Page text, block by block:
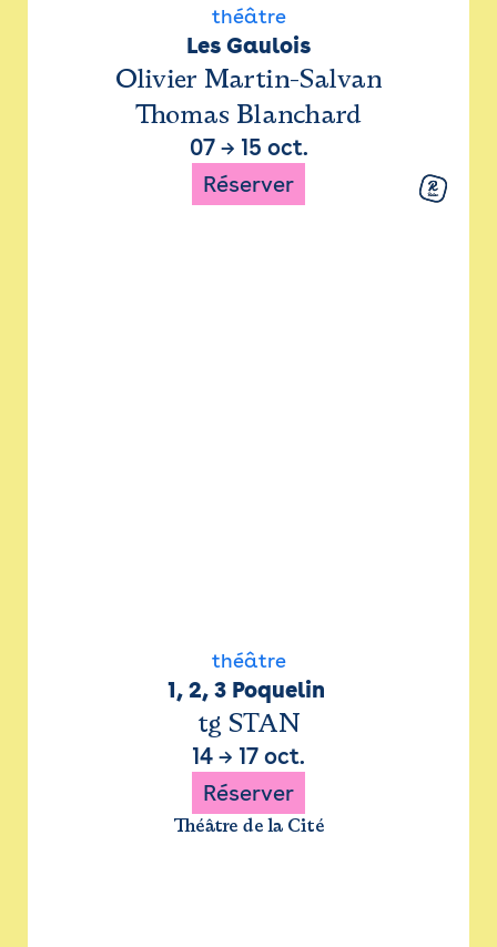
théâtre
Les Gaulois
Olivier Martin-Salvan
Thomas Blanchard
07→ 15 oct.
Réserver
théâtre
1, 2, 3 Poquelin
tg STAN
14 → 17 oct.
Réserver
Théâtre de la Cité